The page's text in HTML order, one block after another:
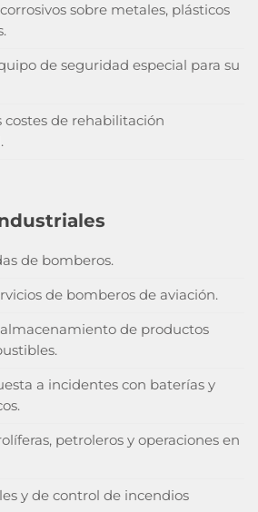
sobre metales, plásticos
de seguridad especial para su
costes de rehabilitación
de bomberos.
de bomberos de aviación.
de productos
a incidentes con baterías y
petroleros y operaciones en
y de control de incendios